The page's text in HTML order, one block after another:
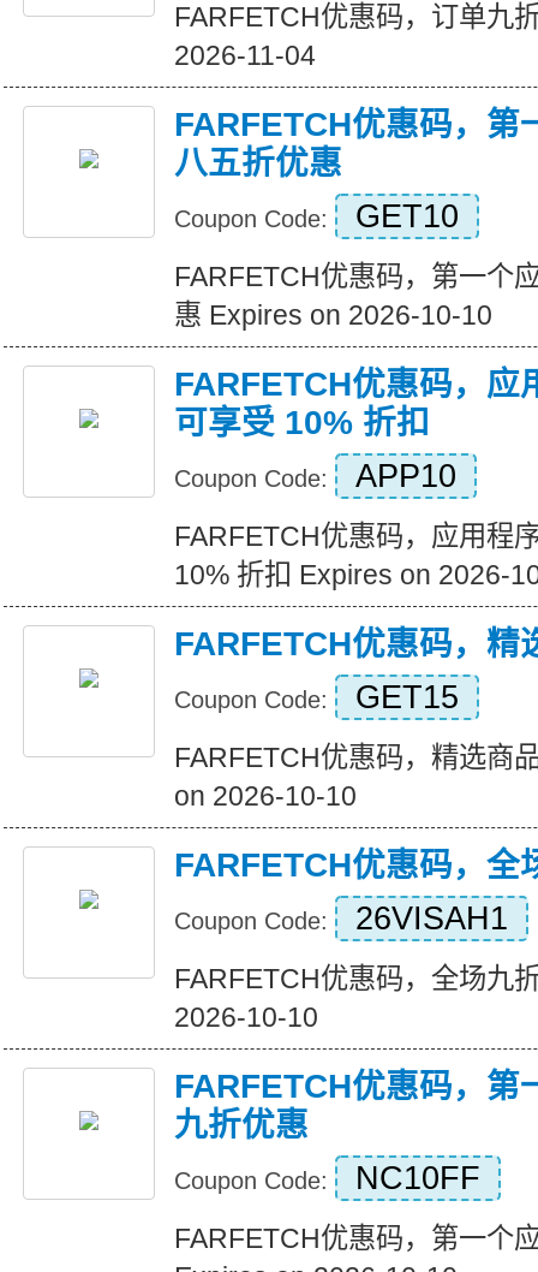
FARFETCH优惠码，订单九
2026-11-04
FARFETCH优惠码，第
八五折优惠
Coupon Code: GET10
FARFETCH优惠码，第一个
惠 Expires on 2026-10-10
FARFETCH优惠码，应
可享受 10% 折扣
Coupon Code: APP10
FARFETCH优惠码，应用程
10% 折扣 Expires on 2026-
FARFETCH优惠码，精
Coupon Code: GET15
FARFETCH优惠码，精选商
on 2026-10-10
FARFETCH优惠码，全
Coupon Code: 26VISAH1
FARFETCH优惠码，全场九
2026-10-10
FARFETCH优惠码，第
九折优惠
Coupon Code: NC10FF
FARFETCH优惠码，第一个